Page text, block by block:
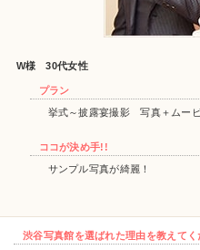
W様 30代女性
プラン
挙式～披露宴撮影 写真＋ムー
ココが決め手!!
サンプル写真が綺麗！
渋谷写真館を選ばれた理由を教えてく